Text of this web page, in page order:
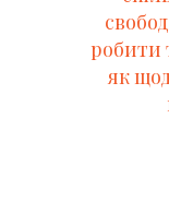
робити
як